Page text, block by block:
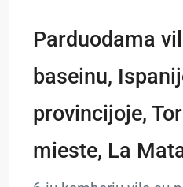
Parduodama
baseinu,
provincijoje,
mieste, La